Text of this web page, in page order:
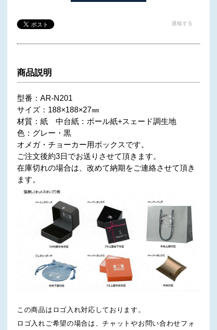
通報する
商品説明
型番：AR-N201
サイズ：188×188×27㎜
材質：紙 中台紙：ボール紙+スェード調生地
色：グレー・黒
オメガ・チョーカー用ボックスです。
ご注文後約3日でお送りさせて頂きます。
在庫切れの場合は、改めて納期をご連絡させて頂き
ます。
この商品はロゴ入れ対応しております。
ロゴ入れご希望の場合は、チャットやお問い合わせフォ